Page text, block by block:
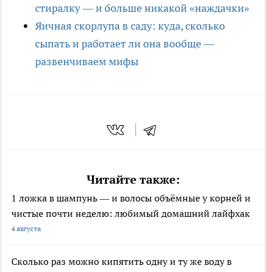
стиралку — и больше никакой «наждачки»
Яичная скорлупа в саду: куда, сколько
сыпать и работает ли она вообще —
развенчиваем мифы
Читайте также:
1 ложка в шампунь — и волосы объёмные у корней и
чистые почти неделю: любимый домашний лайфхак
4 августа
Сколько раз можно кипятить одну и ту же воду в